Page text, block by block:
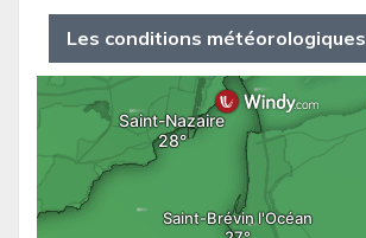
Les conditions météorologiques